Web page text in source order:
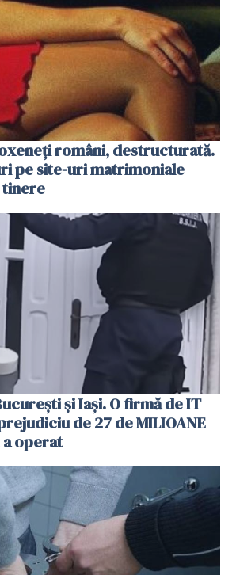
români, destructurată.
pe site-uri matrimoniale
şi Iaşi. O firmă de IT
de 27 de MILIOANE
operat